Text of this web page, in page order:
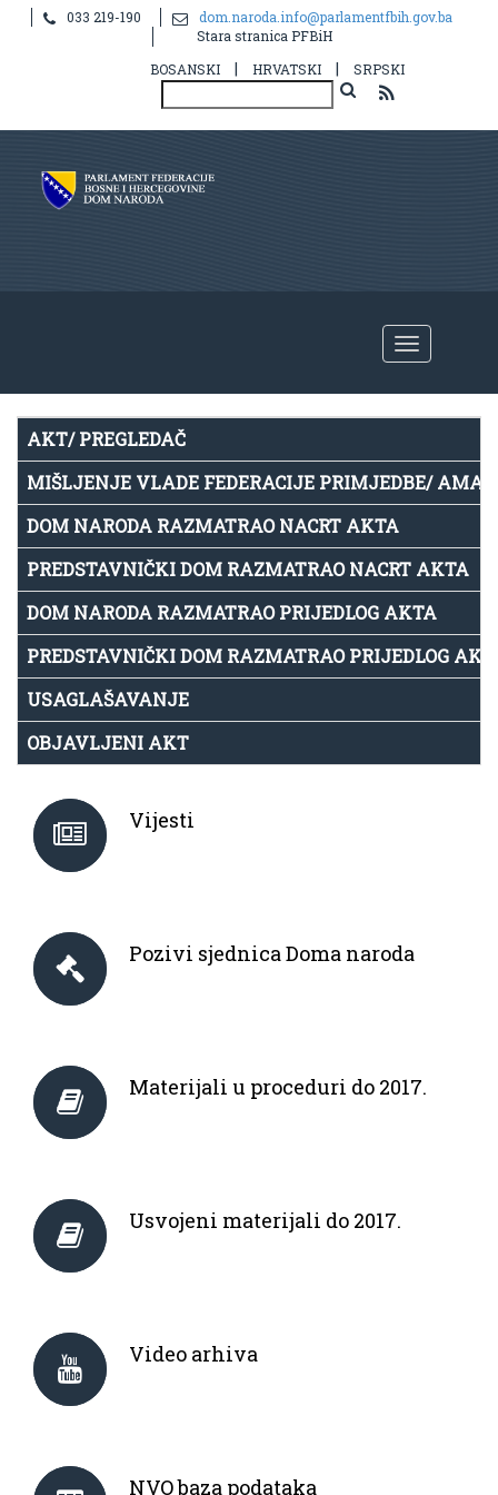
Notice
: Undefined index: idHR in
033 219-190
dom.naroda.info@parlamentfbih.gov.ba
Stara stranica PFBiH
BOSANSKI
| HRVATSKI | SRPSKI
AKT/ PREGLEDAČ
MIŠLJENJE VLADE FEDERACIJE PRIMJEDBE/
DOM NARODA RAZMATRAO NACRT AKTA
PREDSTAVNIČKI DOM RAZMATRAO NACRT AKTA
DOM NARODA RAZMATRAO PRIJEDLOG AKTA
PREDSTAVNIČKI DOM RAZMATRAO PRIJEDLOG
USAGLAŠAVANJE
OBJAVLJENI AKT
Vijesti
Pozivi sjednica Doma naroda
Materijali u proceduri do 2017.
Usvojeni materijali do 2017.
Video arhiva
NVO baza podataka